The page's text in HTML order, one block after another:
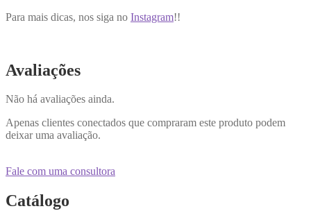
Para mais dicas, nos siga no Instagram!!
Avaliações
Não há avaliações ainda.
Apenas clientes conectados que compraram este produto podem
deixar uma avaliação.
Fale com uma consultora
Catálogo